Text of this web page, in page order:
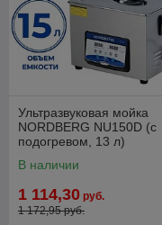
Ультразвуковая мойка
NORDBERG NU150D (с
подогревом, 13 л)
В наличии
1 114,30 руб.
1 172,95 руб.